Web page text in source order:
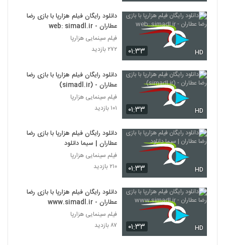
۰۱:۳۳ HD
دانلود رایگان فیلم هزارپا با بازی رضا
عطاران - web: simadl.ir
فیلم سینمایی هزارپا
۲۷۲ بازدید
۰۱:۳۳ HD
دانلود رایگان فیلم هزارپا با بازی رضا
عطاران - (simadl.ir)
فیلم سینمایی هزارپا
۱۰۱ بازدید
۰۱:۳۳ HD
دانلود رایگان فیلم هزارپا با بازی رضا
عطاران | سیما دانلود
فیلم سینمایی هزارپا
۲۱۰ بازدید
۰۱:۳۳ HD
دانلود رایگان فیلم هزارپا با بازی رضا
عطاران - www.simadl.ir
فیلم سینمایی هزارپا
۸۷ بازدید